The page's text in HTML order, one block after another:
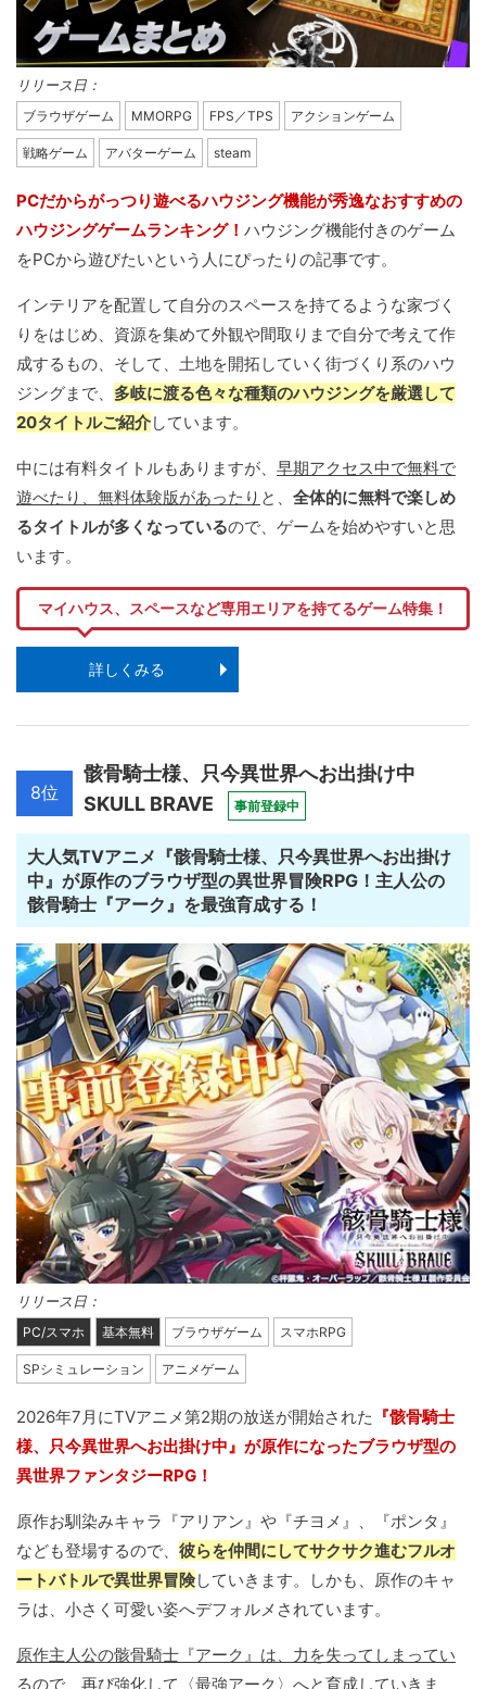
リリース日：
ブラウザゲーム MMORPG FPS／TPS アクションゲーム
戦略ゲーム アバターゲーム steam
PCだからがっつり遊べるハウジング機能が秀逸なおすすめの
ハウジングゲームランキング！ ハウジング機能付きのゲーム
をPCから遊びたいという人にぴったりの記事です。
インテリアを配置して自分のスペースを持てるような家づく
りをはじめ、資源を集めて外観や間取りまで自分で考えて作
成するもの、そして、土地を開拓していく街づくり系のハウ
ジングまで、 多岐に渡る色々な種類のハウジングを厳選して
20タイトルご紹介しています。
中には有料タイトルもありますが、 早期アクセス中で無料で
遊べたり、無料体験版があったり と、 全体的に無料で楽しめ
るタイトルが多くなっているので、ゲームを始めやすいと思
います。
マイハウス、スペースなど専用エリアを持てるゲーム特集！
詳しくみる
8位
骸骨騎士様、只今異世界へお出掛け中
SKULL BRAVE
事前登録中
大人気TVアニメ『骸骨騎士様、只今異世界へお出掛け
中』が原作のブラウザ型の異世界冒険RPG！主人公の
骸骨騎士『アーク』を最強育成する！
リリース日：
PC/スマホ 基本無料 ブラウザゲーム スマホRPG
SPシミュレーション アニメゲーム
2026年7月にTVアニメ第2期の放送が開始された 『骸骨騎士
様、只今異世界へお出掛け中』が原作になったブラウザ型の
異世界ファンタジーRPG！
原作お馴染みキャラ『アリアン』や『チヨメ』、『ポンタ』
なども登場するので、 彼らを仲間にしてサクサク進むフルオ
ートバトルで異世界冒険していきます。しかも、原作のキャ
ラは、小さく可愛い姿へデフォルメされています。
原作主人公の骸骨騎士『アーク』は、力を失ってしまってい
るので、再び強化して〈最強アーク〉へと育成していきま